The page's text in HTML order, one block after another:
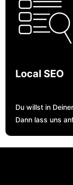
Local SEO
Du willst in
Dann lass uns